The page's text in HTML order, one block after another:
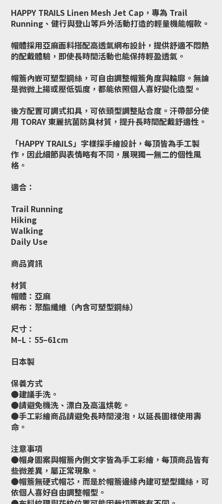
HAPPY TRAILS Linen Mesh Jet Cap，專為 Trail
Running、健行與登山等戶外活動打造的輕量機能帽款。
帽體採用亞麻面料搭配高透氣網布設計，提供舒適不悶熱
的配戴體驗，即使長時間活動也能保持輕盈透氣。
帽簷內嵌可塑型鋼絲，可自由調整帽簷角度與輪廓。無論
是微微上揚或壓低弧度，都能依照個人喜好變化造型。
後方配置可調式扣具，可依頭型調整貼合度。汗帶部分使
用 TORAY 東麗抗菌防臭材質，提升長時間配戴舒適性。
「HAPPY TRAILS」字樣採手繪設計，每頂皆為手工製
作，因此細節與表情略有不同，展現獨一無二的個性風
格。
適合：
Trail Running
Hiking
Walking
Daily Use
商品資訊
材質
帽體：亞麻
網布：聚酯纖維（內含可塑型鋼絲）
尺寸：
M–L：55–61cm
日本製
保養方式
●建議手洗。
●請避免機洗、漂白及高溫烘乾。
●手工彩繪商品請避免長時間浸泡，以延長圖樣使用壽
命。
注意事項
●帽身圖案與帽簷內側文字皆為手工彩繪，每頂商品皆有
些微差異，屬正常現象。
●帽簷無硬式帽芯，而是於帽簷邊緣內建可塑型鐵絲，可
依個人喜好自由調整帽型。